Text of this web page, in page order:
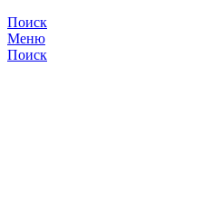
Поиск
Меню
Поиск